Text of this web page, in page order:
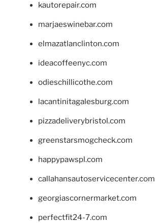
kautorepair.com
marjaeswinebar.com
elmazatlanclinton.com
ideacoffeenyc.com
odieschillicothe.com
lacantinitagalesburg.com
pizzadeliverybristol.com
greenstarsmogcheck.com
happypawspl.com
callahansautoservicecenter.com
georgiascornermarket.com
perfectfit24-7.com